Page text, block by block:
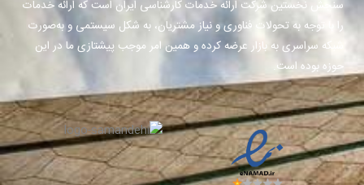
سنجش نخستین شرکت ارائه خدمات کارشناسی ایران است که ارائه خدمات
را با توجه به تحولات فناوری و نیاز مشتریان، به شکل سیستمی و به‌صورت
شبکه سراسری به بازار عرضه کرده و همین امر موجب پیشتازی ما در این
حوزه بوده است.